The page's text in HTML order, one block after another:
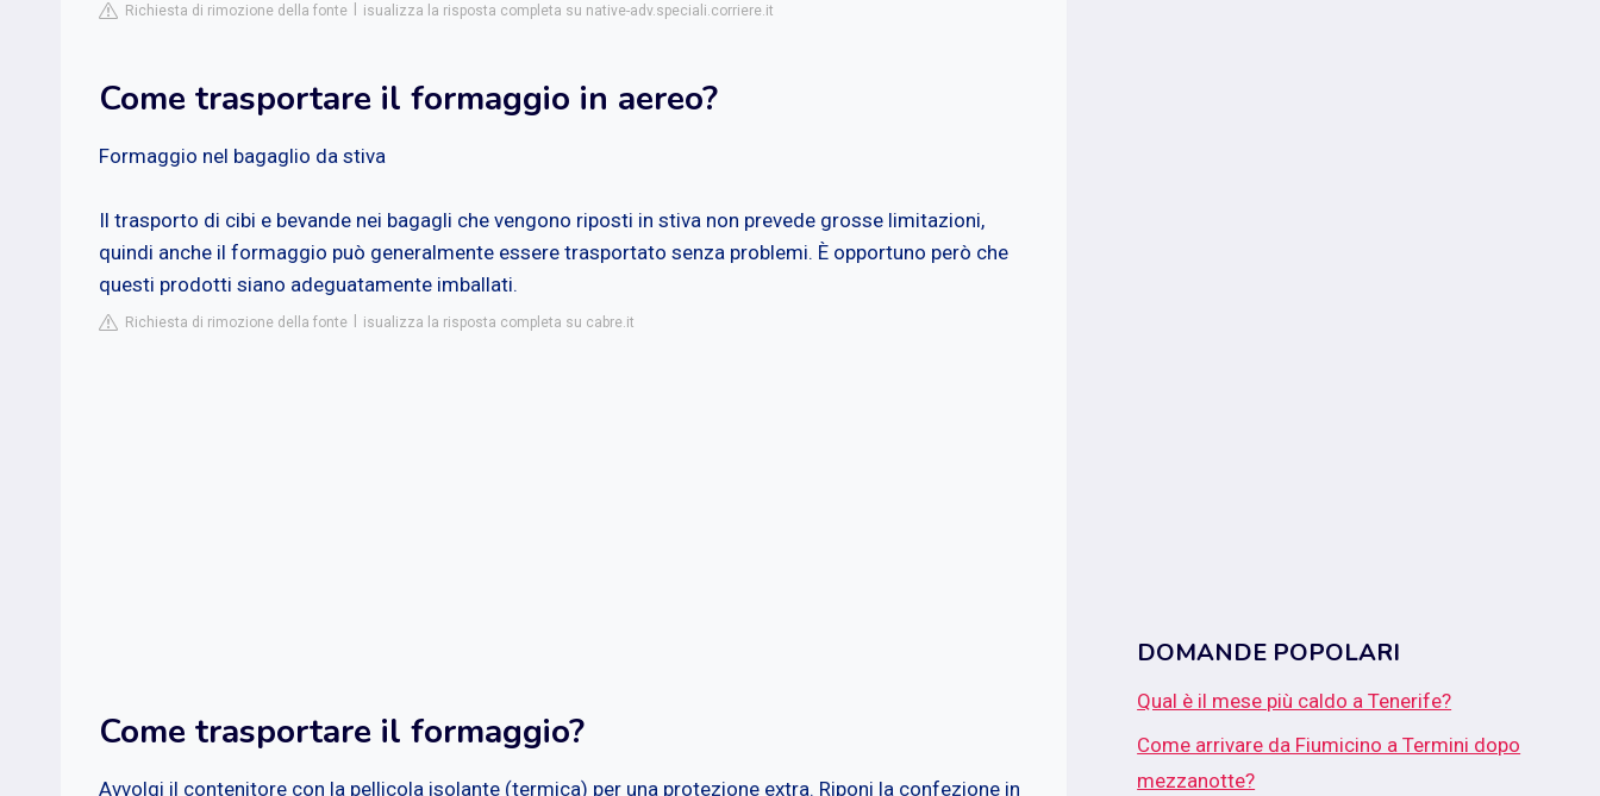
Richiesta di rimozione della fonte isualizza la risposta completa su native-adv.speciali.corriere.it
Come trasportare il formaggio in aereo?
Formaggio nel bagaglio da stiva
Il trasporto di cibi e bevande nei bagagli che vengono riposti in stiva non prevede grosse limitazioni,
quindi anche il formaggio può generalmente essere trasportato senza problemi. È opportuno però che
questi prodotti siano adeguatamente imballati.
Richiesta di rimozione della fonte isualizza la risposta completa su cabre.it
Come trasportare il formaggio?
Avvolgi il contenitore con la pellicola isolante (termica) per una protezione extra. Riponi la confezione in
DOMANDE POPOLARI
Qual è il mese più caldo a Tenerife?
Come arrivare da Fiumicino a Termini dopo
mezzanotte?